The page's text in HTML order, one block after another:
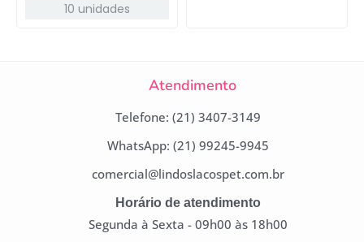
10 unidades
Atendimento
Telefone: (21) 3407-3149
WhatsApp: (21) 99245-9945
comercial@lindoslacospet.com.br
Horário de atendimento
Segunda à Sexta - 09h00 às 18h00